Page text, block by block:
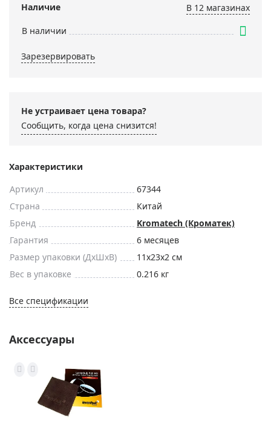
Наличие
В 12 магазинах
В наличии
Зарезервировать
Не устраивает цена товара?
Сообщить, когда цена снизится!
Характеристики
Артикул
67344
Страна
Китай
Бренд
Kromatech (Кроматек)
Гарантия
6 месяцев
Размер упаковки (ДxШxВ)
11x23x2 см
Вес в упаковке
0.216 кг
Все спецификации
Аксессуары